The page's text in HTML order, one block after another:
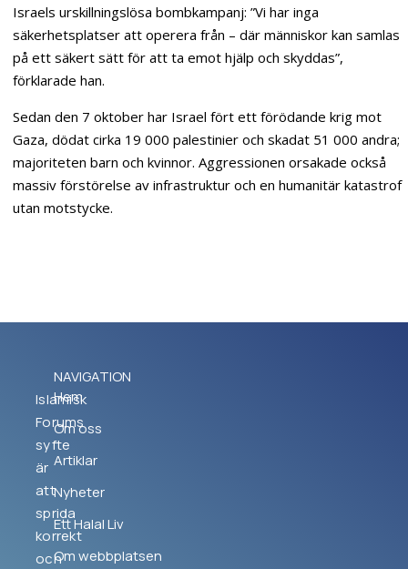
Israels urskillningslösa bombkampanj: ”Vi har inga
säkerhetsplatser att operera från – där människor kan samlas
på ett säkert sätt för att ta emot hjälp och skyddas”,
förklarade han.
Sedan den 7 oktober har Israel fört ett förödande krig mot
Gaza, dödat cirka 19 000 palestinier och skadat 51 000 andra;
majoriteten barn och kvinnor. Aggressionen orsakade också
massiv förstörelse av infrastruktur och en humanitär katastrof
utan motstycke.
Islamisk
Forums
syfte
är
att
sprida
korrekt
och
NAVIGATION
Hem
Om oss
Artiklar
Nyheter
Ett Halal Liv
Om webbplatsen